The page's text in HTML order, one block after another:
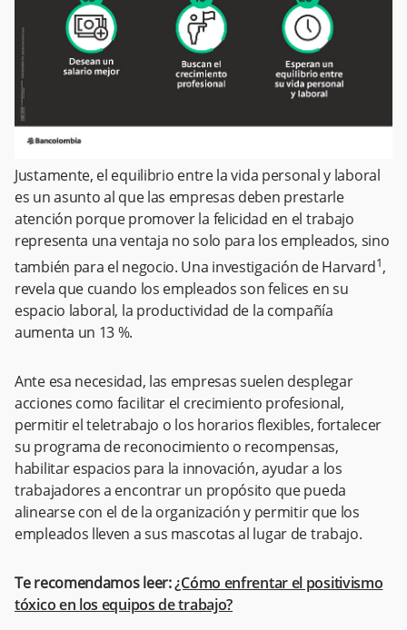
Justamente, el equilibrio entre la vida personal y laboral
es un asunto al que las empresas deben prestarle
atención porque promover la felicidad en el trabajo
representa una ventaja no solo para los empleados, sino
también para el negocio. Una investigación de Harvard1,
revela que cuando los empleados son felices en su
espacio laboral, la productividad de la compañía
aumenta un 13 %.
Ante esa necesidad, las empresas suelen desplegar
acciones como facilitar el crecimiento profesional,
permitir el teletrabajo o los horarios flexibles, fortalecer
su programa de reconocimiento o recompensas,
habilitar espacios para la innovación, ayudar a los
trabajadores a encontrar un propósito que pueda
alinearse con el de la organización y permitir que los
empleados lleven a sus mascotas al lugar de trabajo.
Te recomendamos leer:¿Cómo enfrentar el positivismo
tóxico en los equipos de trabajo?